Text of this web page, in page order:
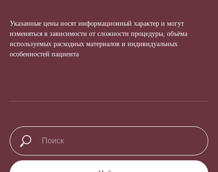
Указанные цены носят информационный характер и могут
изменяться в зависимости от сложности процедуры, объёма
используемых расходных материалов и индивидуальных
особенностей пациента